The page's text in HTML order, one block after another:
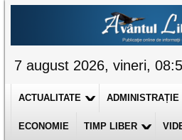
7 august 2026, vineri,
ACTUALITATE ADMINISTRAȚIE
ECONOMIE TIMP LIBER